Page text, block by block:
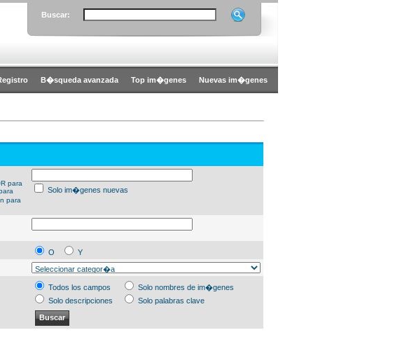
Buscar:
B�squeda avanzada Top im�genes Nuevas im�genes
para
para
Solo im�genes nuevas
O
Y
Todos los campos
Solo nombres de im�genes
Solo descripciones
Solo palabras clave